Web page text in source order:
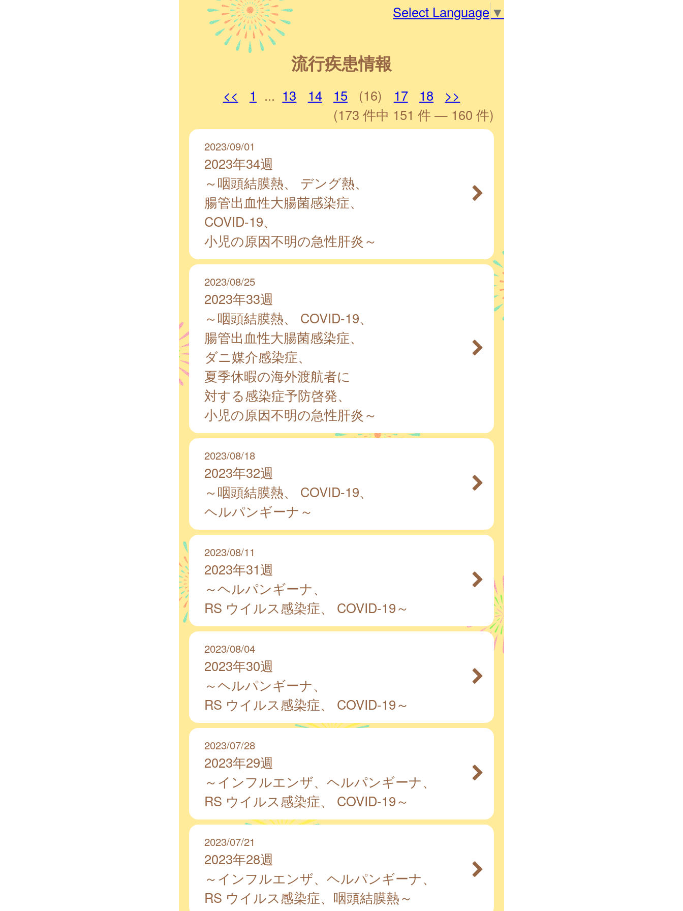
Select Language ▼
流行疾患情報
<< 1 ... 13 14 15 (16) 17 18
>>
(173 件中 151 件 — 160 件)
2023/09/01
2023年34週
～咽頭結膜熱、 デング熱、
腸管出血性大腸菌感染症、
COVID-19、
小児の原因不明の急性肝炎～
2023/08/25
2023年33週
～咽頭結膜熱、 COVID-19、
腸管出血性大腸菌感染症、
ダニ媒介感染症、
夏季休暇の海外渡航者に
対する感染症予防啓発、
小児の原因不明の急性肝炎～
2023/08/18
2023年32週
～咽頭結膜熱、 COVID-19、
ヘルパンギーナ～
2023/08/11
2023年31週
～ヘルパンギーナ、
RS ウイルス感染症、 COVID-19～
2023/08/04
2023年30週
～ヘルパンギーナ、
RS ウイルス感染症、 COVID-19～
2023/07/28
2023年29週
～インフルエンザ、ヘルパンギーナ、
RS ウイルス感染症、 COVID-19～
2023/07/21
2023年28週
～インフルエンザ、ヘルパンギーナ、
RS ウイルス感染症、咽頭結膜熱～